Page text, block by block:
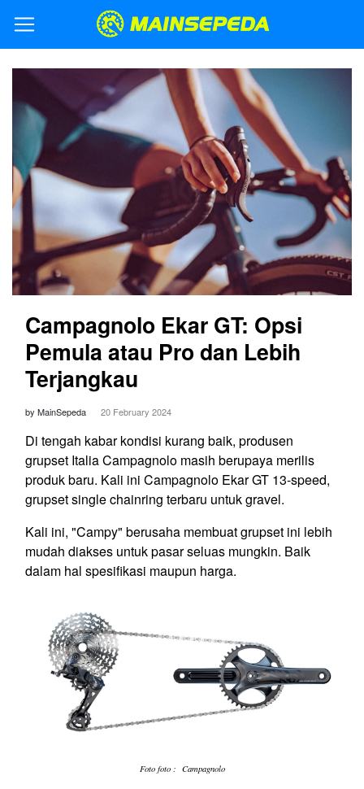
Campagnolo Ekar GT: Opsi
Pemula atau Pro dan Lebih
Terjangkau
by MainSepeda 20 February 2024
Di tengah kabar kondisi kurang baik, produsen
grupset Italia Campagnolo masih berupaya merilis
produk baru. Kali ini Campagnolo Ekar GT 13-speed,
grupsetsingle chainring terbaru untukgravel.
Kali ini, "Campy" berusaha membuat grupset ini lebih
mudah diakses untuk pasar seluas mungkin. Baik
dalam hal spesifikasi maupun harga.
Foto foto : Campagnolo